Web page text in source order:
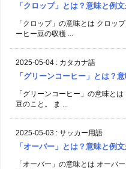
「クロップ」とは？意味と例
「クロップ」の意味とは クロッ
ーヒー豆の収穫 ...
2025-05-04 : カタカナ語
「グリーンコーヒー」とは？
「グリーンコーヒー」の意味と
豆のこと。 ま ...
2025-05-03 : サッカー用語
「オーバー」とは？意味と例
「オーバー」の意味とは オーバ